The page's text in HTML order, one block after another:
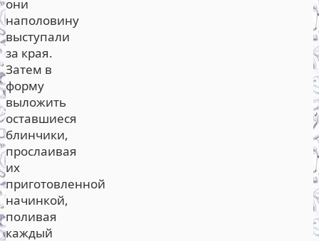
они
наполовину
выступали
за края.
Затем в
форму
выложить
оставшиеся
блинчики,
прослаивая
их
приготовленной
начинкой,
поливая
каждый